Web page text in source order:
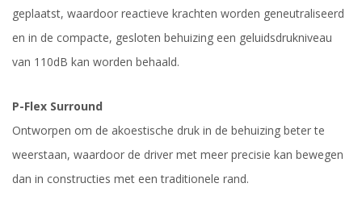
geplaatst, waardoor reactieve krachten worden geneutraliseerd
en in de compacte, gesloten behuizing een geluidsdrukniveau
van 110dB kan worden behaald.
P-Flex Surround
Ontworpen om de akoestische druk in de behuizing beter te
weerstaan, waardoor de driver met meer precisie kan bewegen
dan in constructies met een traditionele rand.